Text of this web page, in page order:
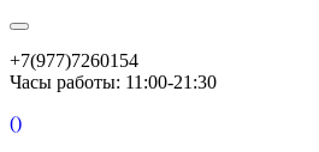
+7(977)7260154
Часы работы: 11:00-21:30
()